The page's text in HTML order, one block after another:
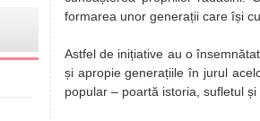
formarea unor generații care își
Astfel de inițiative au o
și apropie generațiile în jurul
popular – poartă istoria, sufletul